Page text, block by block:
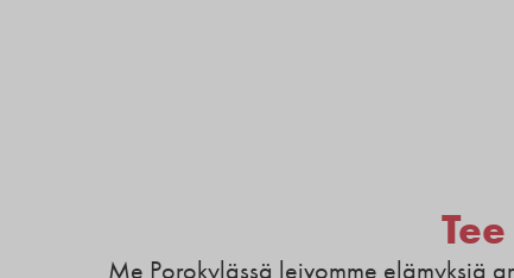
Me Porokylässä leivomme elämyksiä